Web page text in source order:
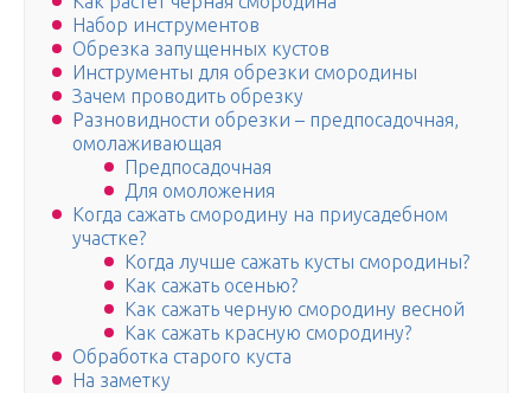
Набор инструментов
Обрезка запущенных кустов
Инструменты для обрезки смородины
Зачем проводить обрезку
Разновидности обрезки – предпосадочная,
омолаживающая
Предпосадочная
Для омоложения
Когда сажать смородину на приусадебном
участке?
Когда лучше сажать кусты смородины?
Как сажать осенью?
Как сажать черную смородину весной
Как сажать красную смородину?
Обработка старого куста
На заметку